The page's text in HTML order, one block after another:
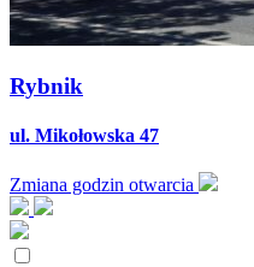
Rybnik
ul. Mikołowska 47
Zmiana godzin otwarcia